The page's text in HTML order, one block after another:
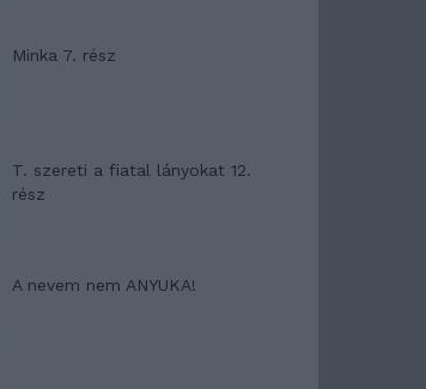
Minka 7. rész
T. szereti a fiatal lányokat 12.
rész
A nevem nem ANYUKA!